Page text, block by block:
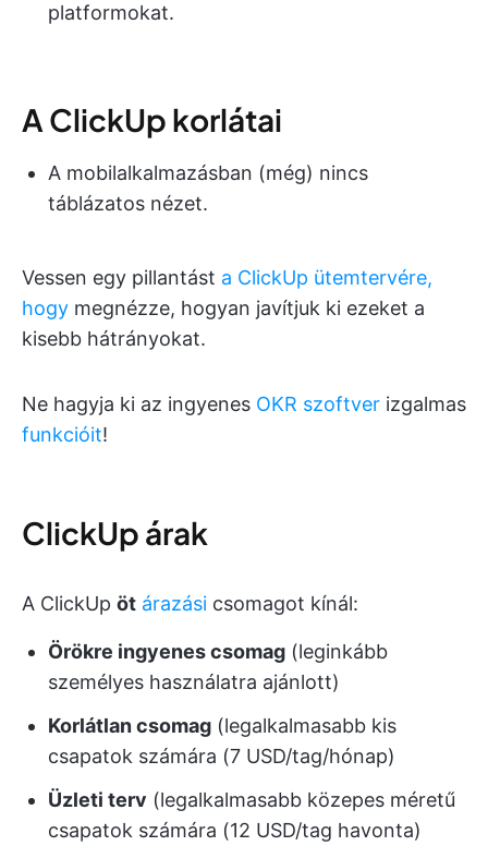
platformokat.
A ClickUp korlátai
A mobilalkalmazásban (még) nincs
táblázatos nézet.
Vessen egy pillantást a ClickUp ütemtervére,
hogy megnézze, hogyan javítjuk ki ezeket a
kisebb hátrányokat.
Ne hagyja ki az ingyenes OKR szoftver izgalmas
funkcióit!
ClickUp árak
A ClickUp öt árazási csomagot kínál:
Örökre ingyenes csomag (leginkább
személyes használatra ajánlott)
Korlátlan csomag (legalkalmasabb kis
csapatok számára (7 USD/tag/hónap)
Üzleti terv (legalkalmasabb közepes méretű
csapatok számára (12 USD/tag havonta)